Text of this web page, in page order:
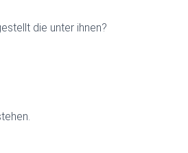
die unter ihnen?